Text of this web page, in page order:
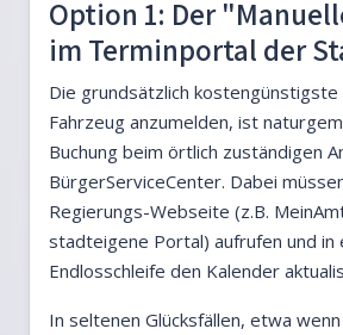
Option 1: Der
im Terminportal der
Die grundsätzlich kostengünstigste
Fahrzeug anzumelden, ist
Buchung beim örtlich zuständigen
BürgerServiceCenter. Dabei
Regierungs-Webseite (z.B.
stadteigene Portal) aufrufen und in
Endlosschleife den Kalender
In seltenen Glücksfällen, etwa